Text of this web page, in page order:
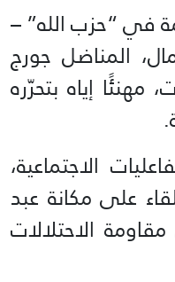
في “حزب الله” –
المناضل جورج
مهنئًا إياه بتحرّره
الاجتماعية،
على مكانة عبد
الاحتلالات